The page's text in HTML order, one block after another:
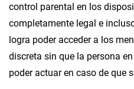
control parental en los
completamente legal e
logra poder acceder a los
discreta sin que la persona
poder actuar en caso de que